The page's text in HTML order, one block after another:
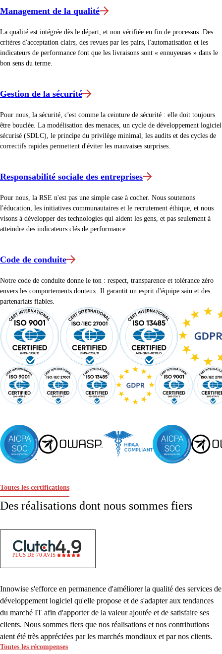
Management de la qualité
La qualité est intégrée dès le départ, et non vérifiée en fin de processus. Des
critères d'acceptation clairs, des revues par les pairs, l'automatisation et les
indicateurs de performance font que les livraisons sont « ennuyeuses » dans le
bon sens du terme.
Gestion de la sécurité
Pour nous, la sécurité, c'est comme la ceinture de sécurité : elle doit toujours
être bouclée. La modélisation des menaces, un cycle de développement logiciel
sécurisé (SDLC), le principe du privilège minimal, les audits et des cycles de
correctifs rapides permettent d'éviter les mauvaises surprises.
Responsabilité sociale des entreprises
Pour nous, la RSE n'est pas une simple case à cocher. Nous soutenons
l'éducation, les initiatives communautaires et le recrutement éthique, et nous
visons à développer des technologies qui aident les gens, et pas seulement à
atteindre des indicateurs clés de performance.
Code de conduite
Notre code de conduite donne le ton : respect, transparence et tolérance zéro
envers les comportements douteux. Il garantit un esprit d'équipe sain et des
partenariats fiables.
Toutes les certifications
Des réalisations dont nous sommes fiers
Innowise s'efforce en permanence d'améliorer la qualité des services de
développement logiciel qu'elle propose et de s'adapter aux tendances
du marché IT afin d'apporter de la valeur ajoutée et de satisfaire ses
clients. Nous sommes fiers que nos réalisations et nos contributions
aient été très appréciées par les marchés mondiaux et par nos clients.
Toutes les récompenses
PLUS DE 70 AVIS